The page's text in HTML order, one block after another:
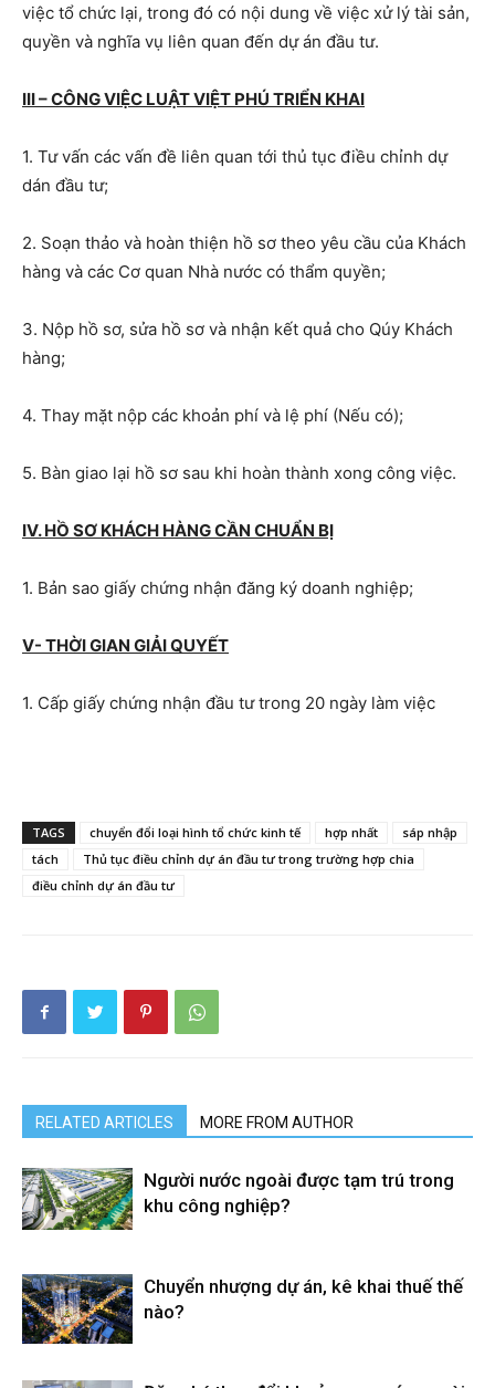
việc tổ chức lại, trong đó có nội dung về việc xử lý tài sản,
quyền và nghĩa vụ liên quan đến dự án đầu tư.
III – CÔNG VIỆC LUẬT VIỆT PHÚ TRIỂN KHAI
1. Tư vấn các vấn đề liên quan tới thủ tục điều chỉnh dự
dán đầu tư;
2. Soạn thảo và hoàn thiện hồ sơ theo yêu cầu của Khách
hàng và các Cơ quan Nhà nước có thẩm quyền;
3. Nộp hồ sơ, sửa hồ sơ và nhận kết quả cho Qúy Khách
hàng;
4. Thay mặt nộp các khoản phí và lệ phí (Nếu có);
5. Bàn giao lại hồ sơ sau khi hoàn thành xong công việc.
IV. HỒ SƠ KHÁCH HÀNG CẦN CHUẨN BỊ
1. Bản sao giấy chứng nhận đăng ký doanh nghiệp;
V- THỜI GIAN GIẢI QUYẾT
1. Cấp giấy chứng nhận đầu tư trong 20 ngày làm việc
TAGS chuyển đổi loại hình tổ chức kinh tế hợp nhất
sáp nhập
tách
Thủ tục điều chỉnh dự án đầu tư trong trường hợp chia
điều chỉnh dự án đầu tư
RELATED ARTICLES MORE FROM AUTHOR
Người nước ngoài được tạm trú trong
khu công nghiệp?
Chuyển nhượng dự án, kê khai thuế thế
nào?